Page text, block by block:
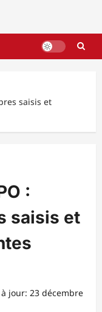
saisis et
:
saisis et
jour: 23 décembre